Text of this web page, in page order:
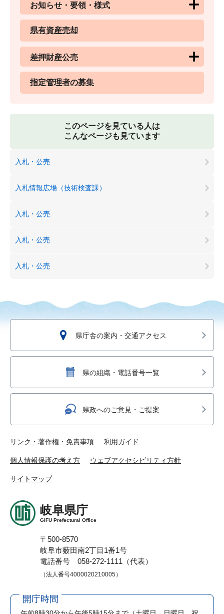
お知らせ・要領・様式
県有資産売却
差押財産公売
指定管理者の募集
このページを見ている人は
こんなページも見ています
入札・公売
入札情報広場（技術検査課）
入札・公売
入札・公売
入札・公売
県庁舎の案内・交通アクセス
県の組織・電話番号一覧
県政へのご意見・ご提案
リンク・著作権・免責事項 利用ガイド
個人情報保護の考え方 ウェブアクセシビリティ方針
サイトマップ
岐阜県庁
GIFU Prefectural Office
〒500-8570
岐阜市薮田南2丁目1番1号
電話番号 058-272-1111（代表）
（法人番号4000020210005）
開庁時間